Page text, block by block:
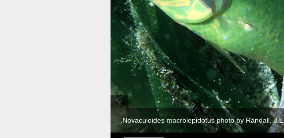
Novaculoides macrolepidotus photo by Randall, J.E.